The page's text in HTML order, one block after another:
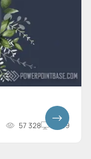
57 328 16x9